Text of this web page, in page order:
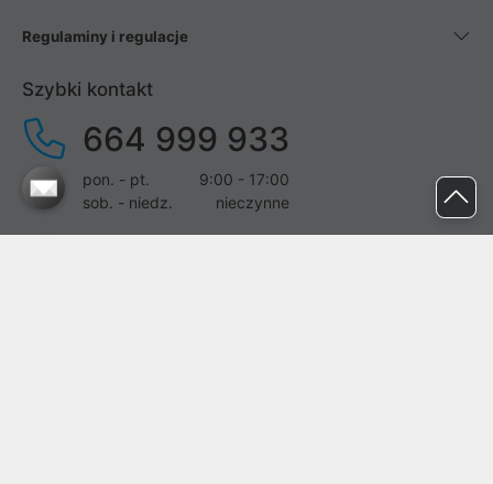
Regulaminy i regulacje
Szybki kontakt
664 999 933
pon. - pt.
9:00 - 17:00
sob. - niedz.
nieczynne